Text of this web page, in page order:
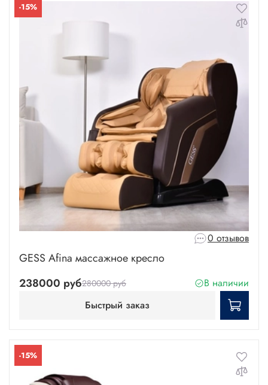
-15%
0 отзывов
GESS Afina массажное кресло
238000 руб280000 руб
В наличии
Быстрый заказ
-15%